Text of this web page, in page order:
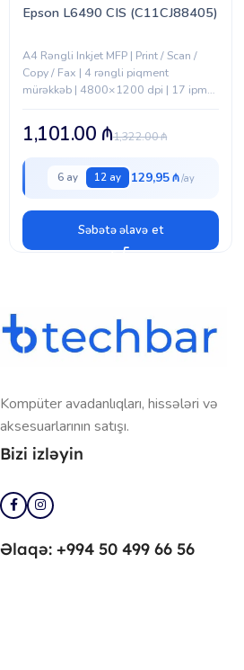
Epson L6490 CIS (C11CJ88405)
A4 Rəngli Inkjet MFP | Print / Scan /
Copy / Fax | 4 rəngli piqment
mürəkkəb | 4800×1200 dpi | 17 ipm
1,322.00₼
1,101.00 ₼
6 ay 12 ay 129,95 ₼
Səbətə əlavə et
Kompüter avadanlıqları, hissələri və
aksesuarlarının satışı.
Bizi izləyin
Əlaqə: +994 50 499 66 56